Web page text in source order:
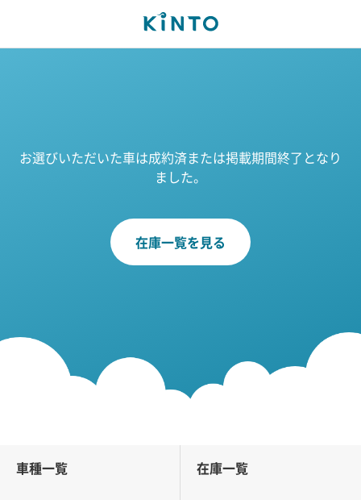
お選びいただいた車は成約済または掲載期間終了となり
ました。
在庫一覧を見る
車種一覧 在庫一覧